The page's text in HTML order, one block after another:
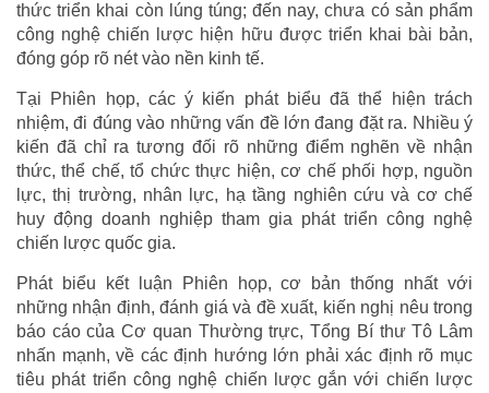
thức triển khai còn lúng túng; đến nay, chưa có sản phẩm
công nghệ chiến lược hiện hữu được triển khai bài bản,
đóng góp rõ nét vào nền kinh tế.
Tại Phiên họp, các ý kiến phát biểu đã thể hiện trách
nhiệm, đi đúng vào những vấn đề lớn đang đặt ra. Nhiều ý
kiến đã chỉ ra tương đối rõ những điểm nghẽn về nhận
thức, thể chế, tổ chức thực hiện, cơ chế phối hợp, nguồn
lực, thị trường, nhân lực, hạ tầng nghiên cứu và cơ chế
huy động doanh nghiệp tham gia phát triển công nghệ
chiến lược quốc gia.
Phát biểu kết luận Phiên họp, cơ bản thống nhất với
những nhận định, đánh giá và đề xuất, kiến nghị nêu trong
báo cáo của Cơ quan Thường trực, Tổng Bí thư Tô Lâm
nhấn mạnh, về các định hướng lớn phải xác định rõ mục
tiêu phát triển công nghệ chiến lược gắn với chiến lược